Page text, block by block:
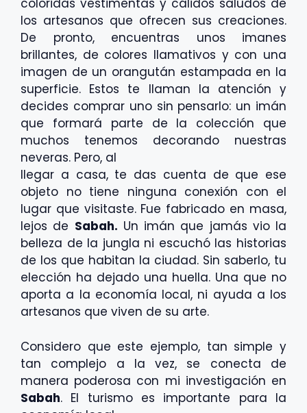
coloridas vestimentas y cálidos saludos de
los artesanos que ofrecen sus creaciones.
De pronto, encuentras unos imanes
brillantes, de colores llamativos y con una
imagen de un orangután estampada en la
superficie. Estos te llaman la atención y
decides comprar uno sin pensarlo: un imán
que formará parte de la colección que
muchos tenemos decorando nuestras
neveras. Pero, al
llegar a casa, te das cuenta de que ese
objeto no tiene ninguna conexión con el
lugar que visitaste. Fue fabricado en masa,
lejos de Sabah. Un imán que jamás vio la
belleza de la jungla ni escuchó las historias
de los que habitan la ciudad. Sin saberlo, tu
elección ha dejado una huella. Una que no
aporta a la economía local, ni ayuda a los
artesanos que viven de su arte.
Considero que este ejemplo, tan simple y
tan complejo a la vez, se conecta de
manera poderosa con mi investigación en
Sabah. El turismo es importante para la